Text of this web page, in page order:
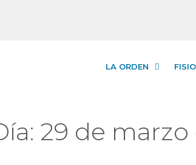
LA ORDEN
29 de marzo